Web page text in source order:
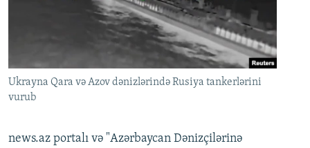
Ukrayna Qara və Azov dənizlərində Rusiya tankerlərini
vurub
news.az portalı və "Azərbaycan Dənizçilərinə